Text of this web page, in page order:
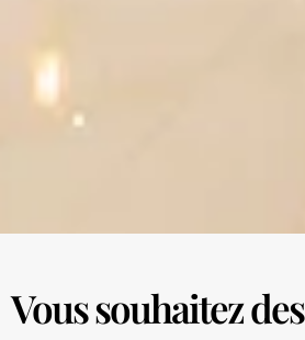
Vous souhaitez des